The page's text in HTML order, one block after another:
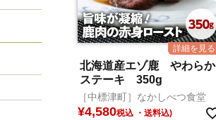
北海道産エゾ鹿 やわらか
ステーキ 350g
［中標津町］なかしべつ食堂
¥4,580税込